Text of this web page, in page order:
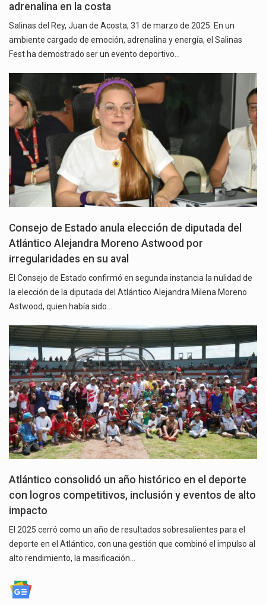
adrenalina en la costa
Salinas del Rey, Juan de Acosta, 31 de marzo de 2025. En un
ambiente cargado de emoción, adrenalina y energía, el Salinas
Fest ha demostrado ser un evento deportivo…
Consejo de Estado anula elección de diputada del
Atlántico Alejandra Moreno Astwood por
irregularidades en su aval
El Consejo de Estado confirmó en segunda instancia la nulidad de
la elección de la diputada del Atlántico Alejandra Milena Moreno
Astwood, quien había sido…
Atlántico consolidó un año histórico en el deporte
con logros competitivos, inclusión y eventos de alto
impacto
El 2025 cerró como un año de resultados sobresalientes para el
deporte en el Atlántico, con una gestión que combinó el impulso al
alto rendimiento, la masificación…